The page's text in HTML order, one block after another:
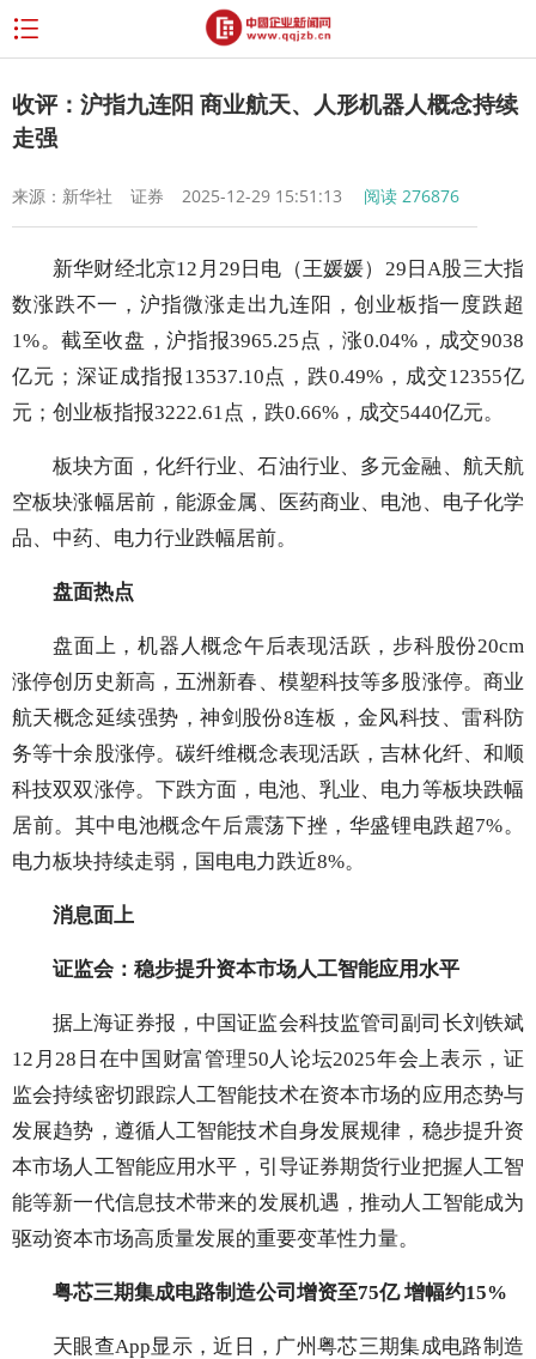
收评：沪指九连阳 商业航天、人形机器人概念持续
走强
来源：新华社 证券 2025-12-29 15:51:13 阅读 276876
新华财经北京12月29日电（王媛媛）29日A股三大指
数涨跌不一，沪指微涨走出九连阳，创业板指一度跌超
1%。截至收盘，沪指报3965.25点，涨0.04%，成交9038
亿元；深证成指报13537.10点，跌0.49%，成交12355亿
元；创业板指报3222.61点，跌0.66%，成交5440亿元。
板块方面，化纤行业、石油行业、多元金融、航天航
空板块涨幅居前，能源金属、医药商业、电池、电子化学
品、中药、电力行业跌幅居前。
盘面热点
盘面上，机器人概念午后表现活跃，步科股份20cm
涨停创历史新高，五洲新春、模塑科技等多股涨停。商业
航天概念延续强势，神剑股份8连板，金风科技、雷科防
务等十余股涨停。碳纤维概念表现活跃，吉林化纤、和顺
科技双双涨停。下跌方面，电池、乳业、电力等板块跌幅
居前。其中电池概念午后震荡下挫，华盛锂电跌超7%。
电力板块持续走弱，国电电力跌近8%。
消息面上
证监会：稳步提升资本市场人工智能应用水平
据上海证券报，中国证监会科技监管司副司长刘铁斌
12月28日在中国财富管理50人论坛2025年会上表示，证
监会持续密切跟踪人工智能技术在资本市场的应用态势与
发展趋势，遵循人工智能技术自身发展规律，稳步提升资
本市场人工智能应用水平，引导证券期货行业把握人工智
能等新一代信息技术带来的发展机遇，推动人工智能成为
驱动资本市场高质量发展的重要变革性力量。
粤芯三期集成电路制造公司增资至75亿 增幅约15%
天眼查App显示，近日，广州粤芯三期集成电路制造